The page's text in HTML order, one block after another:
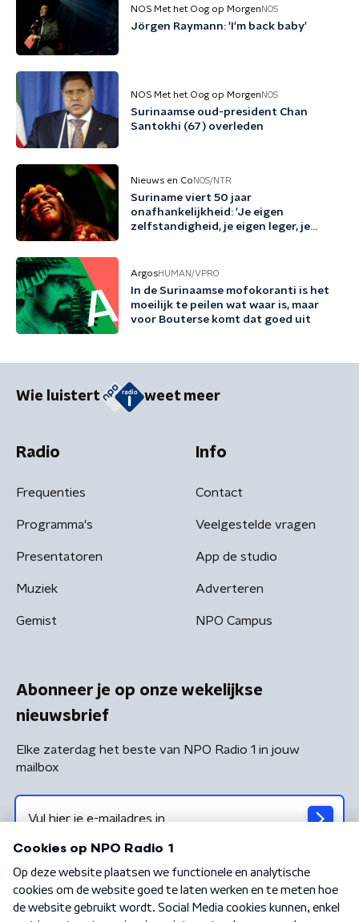
NOS Met het Oog op Morgen NOS
Jörgen Raymann: 'I'm back baby'
NOS Met het Oog op Morgen NOS
Surinaamse oud-president Chan
Santokhi (67) overleden
Nieuws en Co NOS/NTR
Suriname viert 50 jaar
onafhankelijkheid: 'Je eigen
zelfstandigheid, je eigen leger, je
ArgosHUMAN/VPRO
In de Surinaamse mofokoranti is het
moeilijk te peilen wat waar is, maar
voor Bouterse komt dat goed uit
Wie luistert weet meer
Radio
Frequenties
Programma's
Presentatoren
Muziek
Gemist
Info
Contact
Veelgestelde vragen
App de studio
Adverteren
NPO Campus
Abonneer je op onze wekelijkse
nieuwsbrief
Elke zaterdag het beste van NPO Radio 1 in jouw
mailbox
Algemene voorwaarden